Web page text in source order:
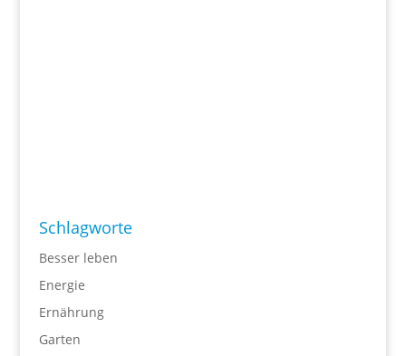
Schlagworte
Besser leben
Energie
Ernährung
Garten